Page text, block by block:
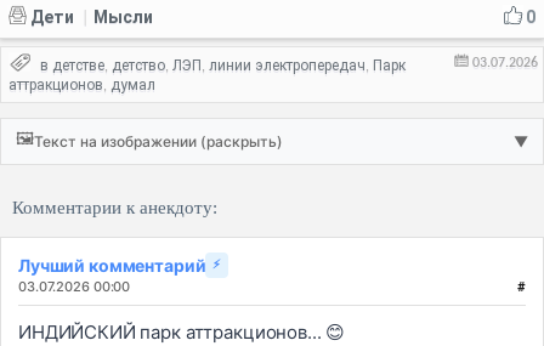
0
Дети Мысли
03.07.2026
в детстве, детство, ЛЭП , линии электропередач, Парк
аттракционов, думал
🖼️Текст на изображении (раскрыть) ▼
Комментарии к анекдоту:
Лучший комментарий ⚡
03.07.2026 00:00 #
ИНДИЙСКИЙ парк аттракционов... 😊